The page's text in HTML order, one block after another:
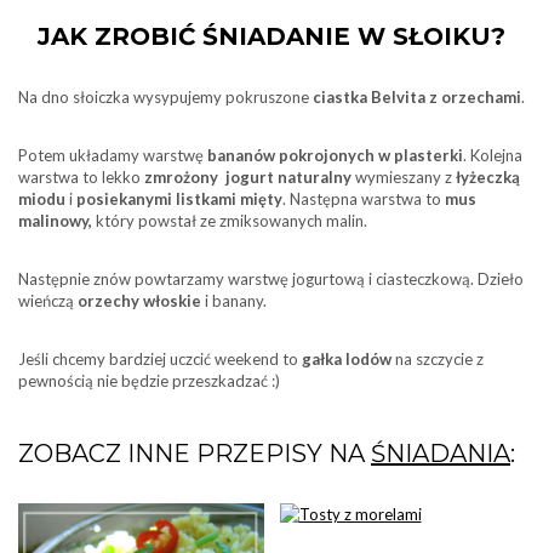
JAK ZROBIĆ ŚNIADANIE W SŁOIKU?
Na dno słoiczka wysypujemy pokruszone ciastka Belvita z orzechami.
Potem układamy warstwę bananów pokrojonych w plasterki. Kolejna
warstwa to lekko zmrożony jogurt naturalnywymieszany złyżeczką
miodu i posiekanymi listkami mięty. Następna warstwa to mus
malinowy, który powstał ze zmiksowanych malin.
Następnie znów powtarzamy warstwę jogurtową i ciasteczkową. Dzieło
wieńczą orzechy włoskie i banany.
Jeśli chcemy bardziej uczcić weekend to gałka lodówna szczycie z
pewnością nie będzie przeszkadzać :)
ZOBACZ INNE PRZEPISY NA ŚNIADANIA: